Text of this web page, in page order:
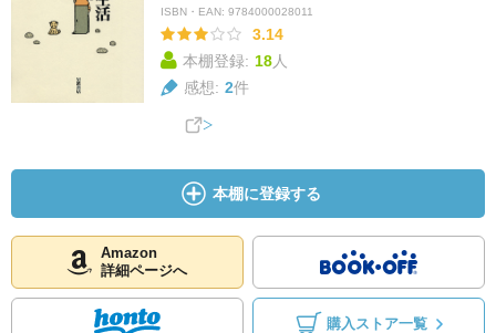
ISBN・EAN: 9784000028011
3.14
本棚登録: 18人
感想: 2件
本棚に登録する
Amazon
詳細ページへ
購入ストア一覧